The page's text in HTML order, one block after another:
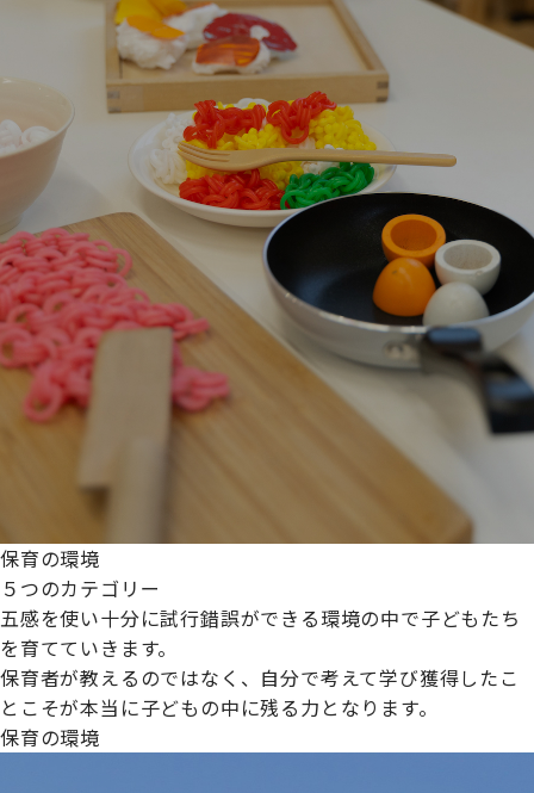
保育の環境
５つのカテゴリー
五感を使い十分に試行錯誤ができる環境の中で子どもたち
を育てていきます。
保育者が教えるのではなく、自分で考えて学び獲得したこ
とこそが本当に子どもの中に残る力となります。
保育の環境